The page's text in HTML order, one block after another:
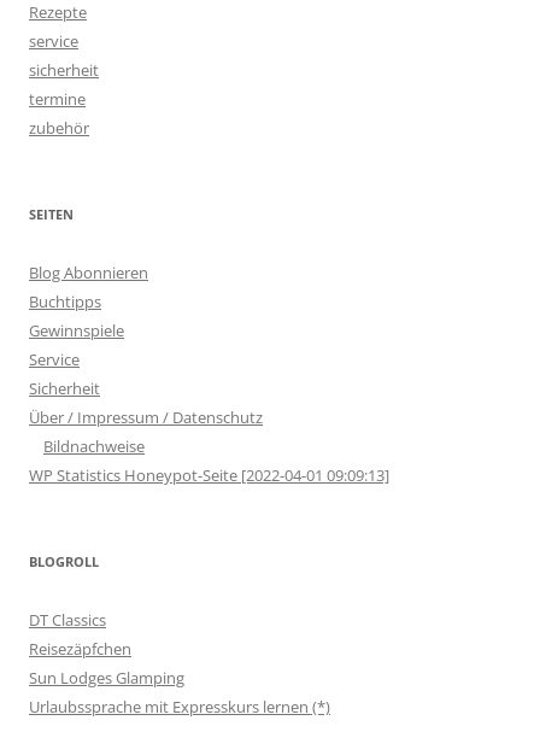
Rezepte
service
sicherheit
termine
zubehör
SEITEN
Blog Abonnieren
Buchtipps
Gewinnspiele
Service
Sicherheit
Über / Impressum / Datenschutz
Bildnachweise
WP Statistics Honeypot-Seite [2022-04-01 09:09:13]
BLOGROLL
DT Classics
Reisezäpfchen
Sun Lodges Glamping
Urlaubssprache mit Expresskurs lernen (*)